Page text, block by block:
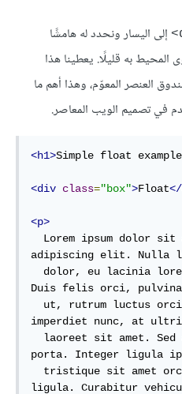
إلى اليسار ونحدد له هامشًا
المحيط به قليلًا. يعطينا هذا
العنصر المعوّم، وهذا أهم ما
في تصميم الويب المعاصر.
<h1>Simple float example
<div class="box">Float
<p>
adipiscing elit. Nulla
Duis felis orci,
imperdiet nunc, at
porta. Integer ligula
ligula. Curabitur